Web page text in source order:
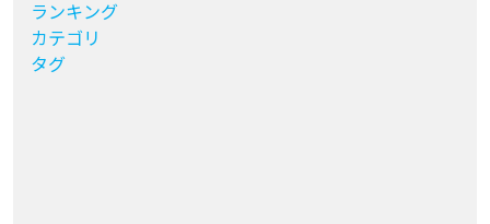
ランキング
カテゴリ
タグ